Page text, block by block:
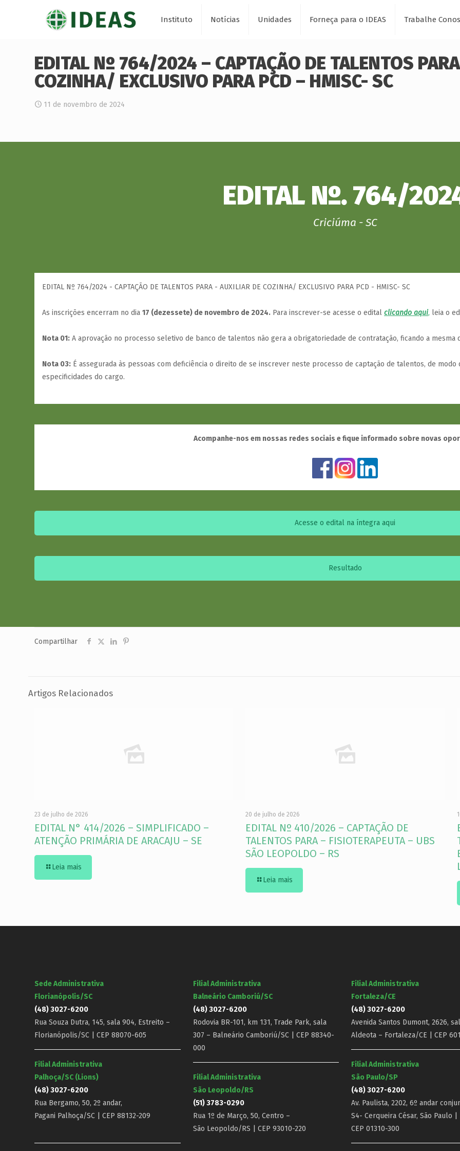
Instituto Notícias Unidades Forneça para o IDEAS Trabalhe
EDITAL Nº 764/2024 – CAPTAÇÃO DE TALENTOS
COZINHA/ EXCLUSIVO PARA PCD – HMISC- SC
11 de novembro de 2024
EDITAL Nº. 764/
Criciúma - SC
EDITAL Nº 764/2024 - CAPTAÇÃO DE TALENTOS PARA - AUXILIAR DE COZINHA/ EXCLUSIVO PARA PCD - HMISC- SC
As inscrições encerram no dia 17 (dezessete) de novembro de 2024. Para inscrever-se acesse o edital clicando aqui, leia o
Nota 01: A aprovação no processo seletivo de banco de talentos não gera a obrigatoriedade de contratação, ficando a mesma
Nota 03: É assegurada às pessoas com deficiência o direito de se inscrever neste processo de captação de talentos, de
especificidades do cargo.
Acompanhe-nos em nossas redes sociais e fique informado sobre novas
Acesse o edital na íntegra aqui
Resultado
Compartilhar
Artigos Relacionados
23 de julho de 2026
EDITAL N° 414/2026 – SIMPLIFICADO –
ATENÇÃO PRIMÁRIA DE ARACAJU – SE
Leia mais
20 de julho de 2026
EDITAL Nº 410/2026 – CAPTAÇÃO DE
TALENTOS PARA – FISIOTERAPEUTA – UBS
SÃO LEOPOLDO – RS
Leia mais
Sede Administrativa
Florianópolis/SC
(48) 3027-6200
Rua Souza Dutra, 145, sala 904, Estreito –
Florianópolis/SC | CEP 88070-605
Filial Administrativa
Palhoça/SC (Lions)
(48) 3027-6200
Rua Bergamo, 50, 2º andar,
Pagani Palhoça/SC | CEP 88132-209
Filial Administrativa
Balneário Camboriú/SC
(48) 3027-6200
Rodovia BR-101, km 131, Trade Park, sala
307 – Balneário Camboriú/SC | CEP 88340-
000
Filial Administrativa
São Leopoldo/RS
(51) 3783-0290
Rua 1º de Março, 50, Centro –
São Leopoldo/RS | CEP 93010-220
Filial Administrativa
Fortaleza/CE
(48) 3027-6200
Avenida Santos Dumont, 2626,
Aldeota – Fortaleza/CE | CEP
Filial Administrativa
São Paulo/SP
(48) 3027-6200
Av. Paulista, 2202, 6º andar
S4- Cerqueira César, São Paulo |
CEP 01310-300